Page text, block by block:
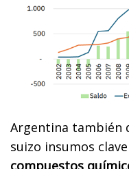
Argentina también
suizo insumos